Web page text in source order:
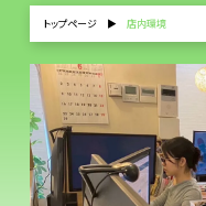
トップページ▶ 店内環境